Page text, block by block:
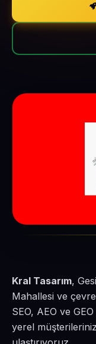
Kral Tasarım,
Mahallesi ve
SEO, AEO ve
yerel